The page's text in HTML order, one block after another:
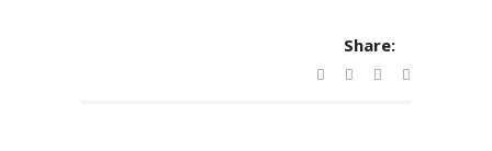
Share: